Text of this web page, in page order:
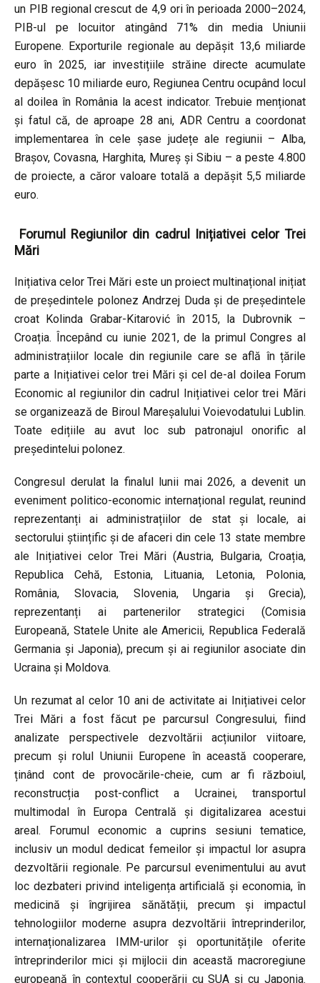
un PIB regional crescut de 4,9 ori în perioada 2000–2024,
PIB-ul pe locuitor atingând 71% din media Uniunii
Europene. Exporturile regionale au depășit 13,6 miliarde
euro în 2025, iar investițiile străine directe acumulate
depășesc 10 miliarde euro, Regiunea Centru ocupând locul
al doilea în România la acest indicator. Trebuie menționat
și fatul că, de aproape 28 ani, ADR Centru a coordonat
implementarea în cele șase județe ale regiunii – Alba,
Brașov, Covasna, Harghita, Mureș și Sibiu – a peste 4.800
de proiecte, a căror valoare totală a depășit 5,5 miliarde
euro.
Forumul Regiunilor din cadrul Inițiativei celor Trei
Mări
Inițiativa celor Trei Mări este un proiect multinațional inițiat
de președintele polonez Andrzej Duda și de președintele
croat Kolinda Grabar-Kitarović în 2015, la Dubrovnik –
Croația. Începând cu iunie 2021, de la primul Congres al
administrațiilor locale din regiunile care se află în țările
parte a Inițiativei celor trei Mări și cel de-al doilea Forum
Economic al regiunilor din cadrul Inițiativei celor trei Mări
se organizează de Biroul Mareșalului Voievodatului Lublin.
Toate edițiile au avut loc sub patronajul onorific al
președintelui polonez.
Congresul derulat la finalul lunii mai 2026, a devenit un
eveniment politico-economic internațional regulat, reunind
reprezentanți ai administrațiilor de stat și locale, ai
sectorului științific și de afaceri din cele 13 state membre
ale Inițiativei celor Trei Mări (Austria, Bulgaria, Croația,
Republica Cehă, Estonia, Lituania, Letonia, Polonia,
România, Slovacia, Slovenia, Ungaria și Grecia),
reprezentanți ai partenerilor strategici (Comisia
Europeană, Statele Unite ale Americii, Republica Federală
Germania și Japonia), precum și ai regiunilor asociate din
Ucraina și Moldova.
Un rezumat al celor 10 ani de activitate ai Inițiativei celor
Trei Mări a fost făcut pe parcursul Congresului, fiind
analizate perspectivele dezvoltării acțiunilor viitoare,
precum și rolul Uniunii Europene în această cooperare,
ținând cont de provocările-cheie, cum ar fi războiul,
reconstrucția post-conflict a Ucrainei, transportul
multimodal în Europa Centrală și digitalizarea acestui
areal. Forumul economic a cuprins sesiuni tematice,
inclusiv un modul dedicat femeilor și impactul lor asupra
dezvoltării regionale. Pe parcursul evenimentului au avut
loc dezbateri privind inteligența artificială și economia, în
medicină și îngrijirea sănătății, precum și impactul
tehnologiilor moderne asupra dezvoltării întreprinderilor,
internaționalizarea IMM-urilor și oportunitățile oferite
întreprinderilor mici și mijlocii din această macroregiune
europeană în contextul cooperării cu SUA și cu Japonia.